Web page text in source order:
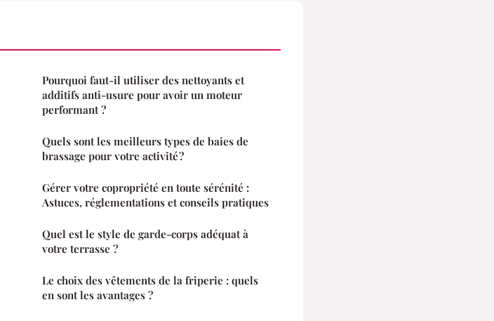
Pourquoi faut-il utiliser des nettoyants et
additifs anti-usure pour avoir un moteur
performant ?
Quels sont les meilleurs types de baies de
brassage pour votre activité ?
Gérer votre copropriété en toute sérénité :
Astuces, réglementations et conseils pratiques
Quel est le style de garde-corps adéquat à
votre terrasse ?
Le choix des vêtements de la friperie : quels
en sont les avantages ?